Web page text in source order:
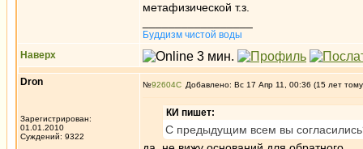
метафизической т.з.
Буддизм чистой воды
Наверх
Dron
Зарегистрирован:
01.01.2010
Суждений: 9322
№92604 Добавлено: Вс 17 Апр 11, 00:36 (15 лет
КИ пишет:
С предыдущим всем вы